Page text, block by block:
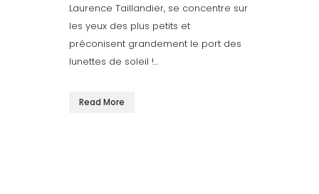
Laurence Taillandier, se concentre sur
les yeux des plus petits et
préconisent grandement le port des
lunettes de soleil !...
Read More